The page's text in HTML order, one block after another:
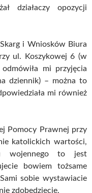
działaczy opozycji
i Wniosków Biura
ul. Koszykowej 6 (w
mi przyjęcia
dziennik) – można to
mi również
Pomocy Prawnej przy
katolickich wartości,
wojennego to jest
bowiem tożsame
sobie wystawiacie
zdobędziecie.